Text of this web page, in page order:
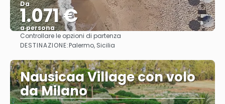
Da
1.071 €
a persona
Vedere
Controllare le opzioni di partenza
DESTINAZIONE:Palermo, Sicilia
Nausicaa Village con volo
da Milano